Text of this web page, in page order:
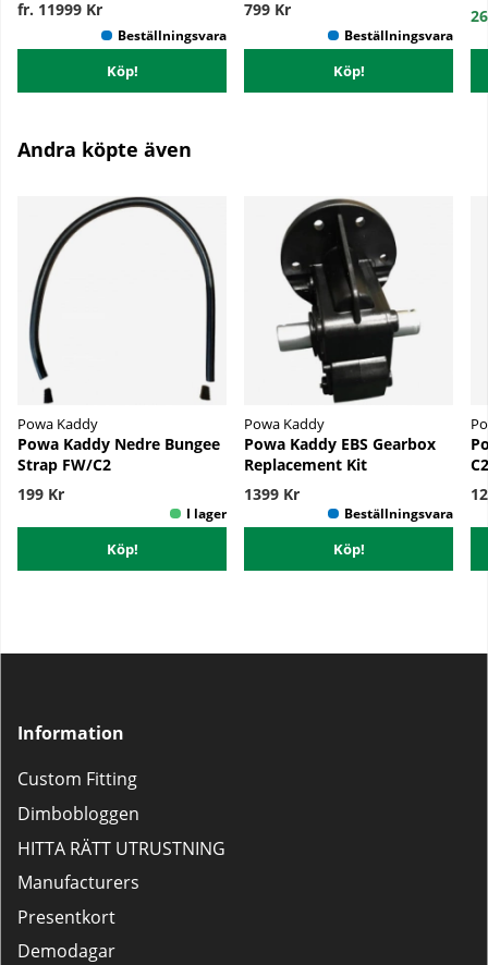
fr. 11999 Kr
Köp!
799 Kr
Köp!
Andra köpte även
Powa Kaddy
Powa Kaddy Nedre Bungee
Strap FW/C2
199 Kr
Köp!
Powa Kaddy
Powa Kaddy EBS Gearbox
Replacement Kit
1399 Kr
Köp!
Information
Custom Fitting
Dimbobloggen
HITTA RÄTT UTRUSTNING
Manufacturers
Presentkort
Demodagar